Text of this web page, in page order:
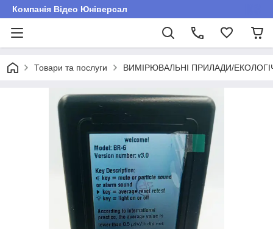
Компанія Відео Юніверсал
Товари та послуги ВИМІРЮВАЛЬНІ ПРИЛАДИ/